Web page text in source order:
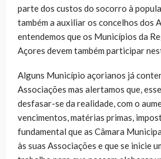
parte dos custos do socorro à
também a auxiliar os concelhos dos
entendemos que os Municípios da
Açores devem também participar
Alguns Município açorianos já
Associações mas alertamos que,
desfasar-se da realidade, com o
vencimentos, matérias primas,
fundamental que as Câmara
às suas Associações e que se inicie